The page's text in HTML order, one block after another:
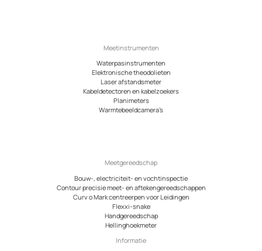
Meetinstrumenten
Waterpasinstrumenten
Elektronische theodolieten
Laser afstandsmeter
Kabeldetectoren en kabelzoekers
Planimeters
Warmtebeeldcamera’s
Meetgereedschap
Bouw-, electriciteit- en vochtinspectie
Contour precisie meet- en aftekengereedschappen
Curv o Mark centreerpen voor Leidingen
Flexxi-snake
Handgereedschap
Hellinghoekmeter
Informatie